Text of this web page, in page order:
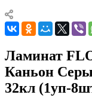
Ламинат
Каньон
32кл (1уп-